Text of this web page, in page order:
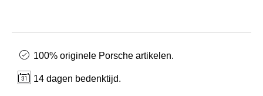
100% originele Porsche artikelen.
14 dagen bedenktijd.